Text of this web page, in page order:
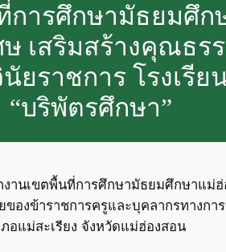
การศึกษามัธยมศึก
เสริมสร้างคุณธร
ยราชการ โรงเรีย
“บริพัตรศึกษา”
านเขตพื้นที่การศึกษามัธยมศึกษาแม่
องข้าราชการครูและบุคลากรทางก
อแม่สะเรียง จังหวัดแม่ฮ่องสอน